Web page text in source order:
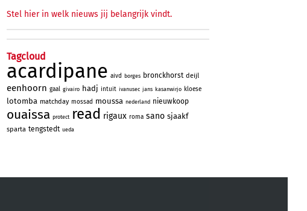
Stel hier in welk nieuws jij belangrijk vindt.
Tagcloud
acardipane aivd borges bronckhorst deijl
eenhoorn gaal givairo hadj intuit ivanusec jans kasanwirjo kloese
lotomba matchday mossad moussa nederland nieuwkoop
ouaissa protect read rigaux roma sano sjaakf
sparta tengstedt ueda